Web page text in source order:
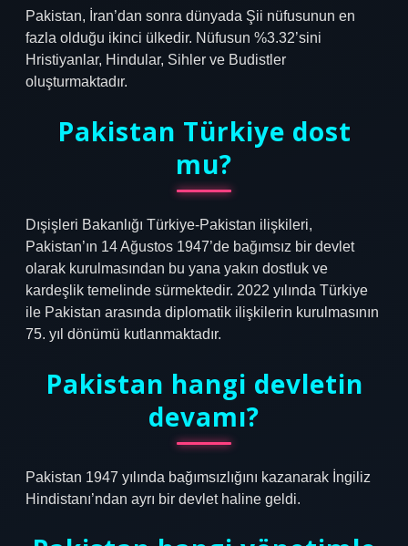
Pakistan, İran’dan sonra dünyada Şii nüfusunun en
fazla olduğu ikinci ülkedir. Nüfusun %3.32’sini
Hristiyanlar, Hindular, Sihler ve Budistler
oluşturmaktadır.
Pakistan Türkiye dost
mu?
Dışişleri Bakanlığı Türkiye-Pakistan ilişkileri,
Pakistan’ın 14 Ağustos 1947’de bağımsız bir devlet
olarak kurulmasından bu yana yakın dostluk ve
kardeşlik temelinde sürmektedir. 2022 yılında Türkiye
ile Pakistan arasında diplomatik ilişkilerin kurulmasının
75. yıl dönümü kutlanmaktadır.
Pakistan hangi devletin
devamı?
Pakistan 1947 yılında bağımsızlığını kazanarak İngiliz
Hindistanı’ndan ayrı bir devlet haline geldi.